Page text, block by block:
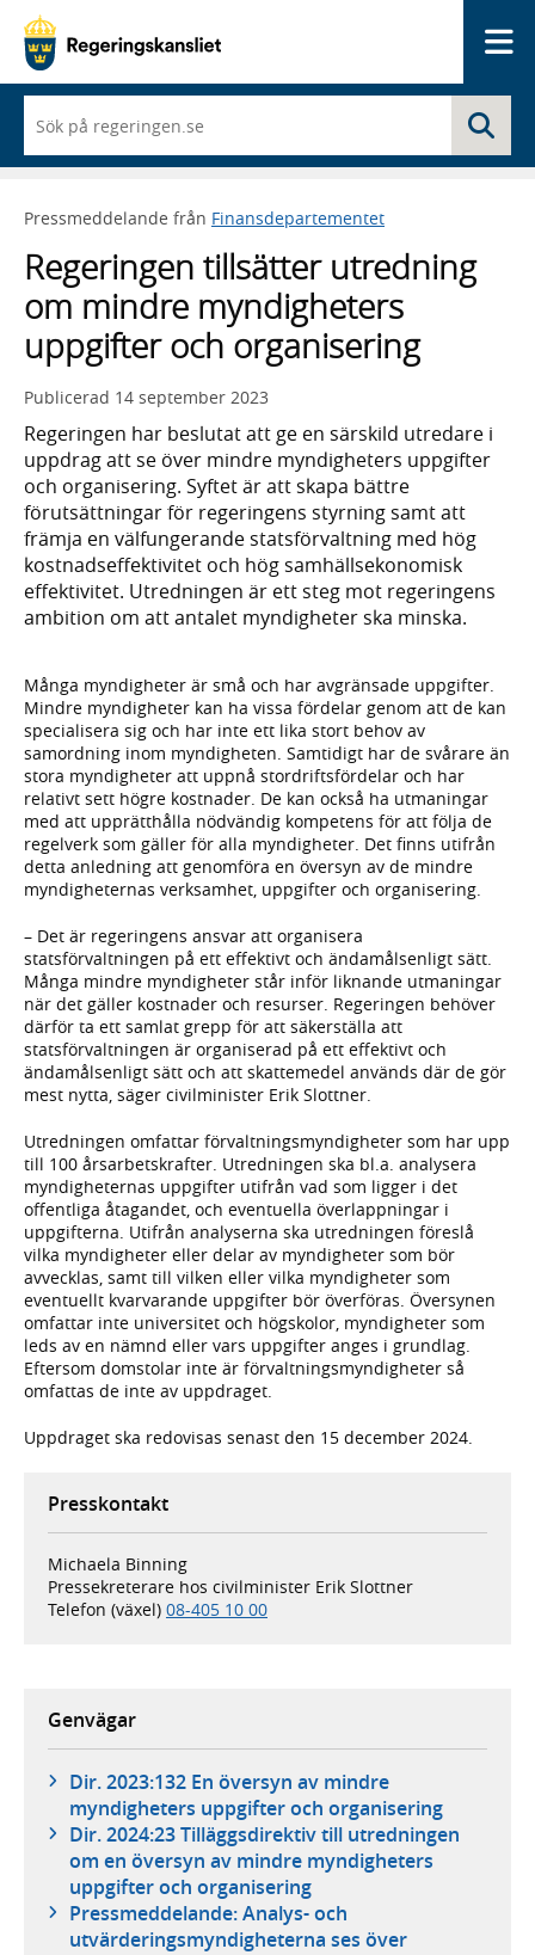
du
börjar
skriva
framträder
lista
med
sökförslag
Pressmeddelande från Finansdepartementet
Regeringen tillsätter utredning
om mindre myndigheters
uppgifter och organisering
Publicerad 14 september 2023
Regeringen har beslutat att ge en särskild utredare i
uppdrag att se över mindre myndigheters uppgifter
och organisering. Syftet är att skapa bättre
förutsättningar för regeringens styrning samt att
främja en välfungerande statsförvaltning med hög
kostnadseffektivitet och hög samhällsekonomisk
effektivitet. Utredningen är ett steg mot regeringens
ambition om att antalet myndigheter ska minska.
Många myndigheter är små och har avgränsade uppgifter.
Mindre myndigheter kan ha vissa fördelar genom att de kan
specialisera sig och har inte ett lika stort behov av
samordning inom myndigheten. Samtidigt har de svårare än
stora myndigheter att uppnå stordriftsfördelar och har
relativt sett högre kostnader. De kan också ha utmaningar
med att upprätthålla nödvändig kompetens för att följa de
regelverk som gäller för alla myndigheter. Det finns utifrån
detta anledning att genomföra en översyn av de mindre
myndigheternas verksamhet, uppgifter och organisering.
– Det är regeringens ansvar att organisera
statsförvaltningen på ett effektivt och ändamålsenligt sätt.
Många mindre myndigheter står inför liknande utmaningar
när det gäller kostnader och resurser. Regeringen behöver
därför ta ett samlat grepp för att säkerställa att
statsförvaltningen är organiserad på ett effektivt och
ändamålsenligt sätt och att skattemedel används där de gör
mest nytta, säger civilminister Erik Slottner.
Utredningen omfattar förvaltningsmyndigheter som har upp
till 100 årsarbetskrafter. Utredningen ska bl.a. analysera
myndigheternas uppgifter utifrån vad som ligger i det
offentliga åtagandet, och eventuella överlappningar i
uppgifterna. Utifrån analyserna ska utredningen föreslå
vilka myndigheter eller delar av myndigheter som bör
avvecklas, samt till vilken eller vilka myndigheter som
eventuellt kvarvarande uppgifter bör överföras. Översynen
omfattar inte universitet och högskolor, myndigheter som
leds av en nämnd eller vars uppgifter anges i grundlag.
Eftersom domstolar inte är förvaltningsmyndigheter så
omfattas de inte av uppdraget.
Uppdraget ska redovisas senast den 15 december 2024.
Presskontakt
Michaela Binning
Pressekreterare hos civilminister Erik Slottner
Telefon (växel) 08-405 10 00
Genvägar
Dir. 2023:132 En översyn av mindre
myndigheters uppgifter och organisering
Dir. 2024:23 Tilläggsdirektiv till utredningen
om en översyn av mindre myndigheters
uppgifter och organisering
Pressmeddelande: Analys- och
utvärderingsmyndigheterna ses över